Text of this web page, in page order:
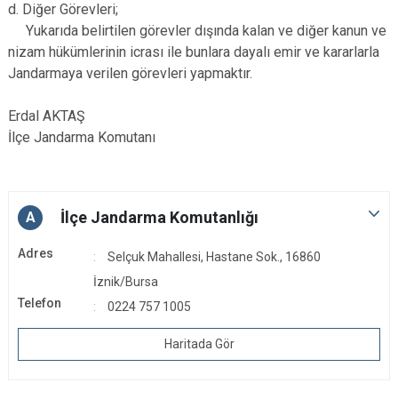
d. Diğer Görevleri;
Yukarıda belirtilen görevler dışında kalan ve diğer kanun ve
nizam hükümlerinin icrası ile bunlara dayalı emir ve kararlarla
Jandarmaya verilen görevleri yapmaktır.
Erdal AKTAŞ
İlçe Jandarma Komutanı
A İlçe Jandarma Komutanlığı
Adres
Selçuk Mahallesi, Hastane Sok., 16860
İznik/Bursa
Telefon
0224 757 1005
Haritada Gör